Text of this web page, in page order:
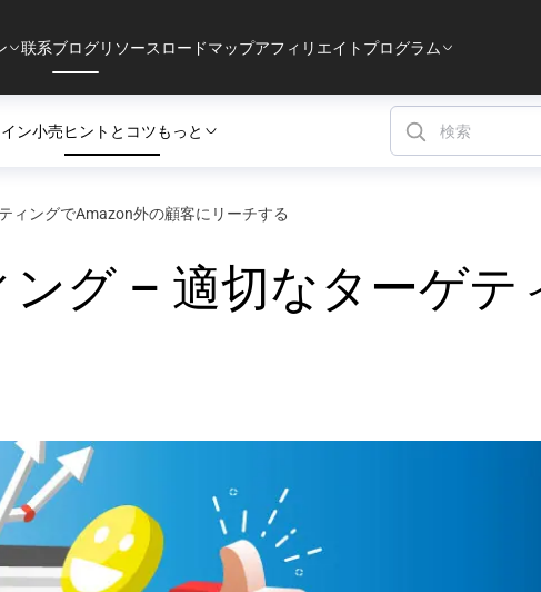
联系ブログリソース ロードマップアフィリエイトプログラム
ン小売ヒントとコツもっと
ィングでAmazon外の顧客にリーチする
グ – 適切なターゲテ